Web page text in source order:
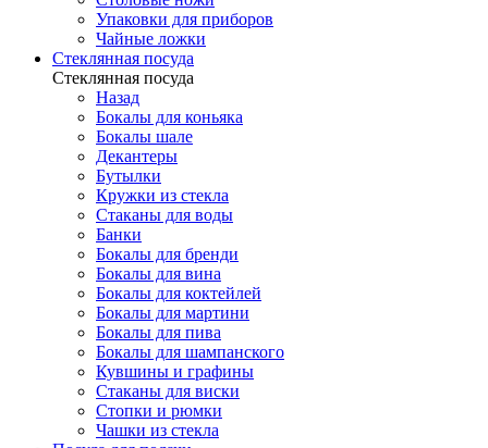
Упаковки для приборов
Чайные ложки
Стеклянная посуда
Стеклянная посуда
Назад
Бокалы для коньяка
Бокалы шале
Декантеры
Бутылки
Кружки из стекла
Стаканы для воды
Банки
Бокалы для бренди
Бокалы для вина
Бокалы для коктейлей
Бокалы для мартини
Бокалы для пива
Бокалы для шампанского
Кувшины и графины
Стаканы для виски
Стопки и рюмки
Чашки из стекла